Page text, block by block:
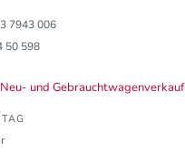
7943 006
50 598
Neu- und Gebrauchtwagenverkauf